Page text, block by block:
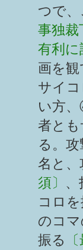
つで
事独裁
有利に
画を
サイ
い方
者と
る。
名と、
須〕
コロ
のコ
振る